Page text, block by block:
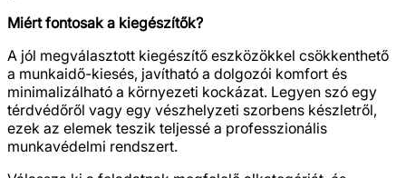
Miért fontosak a kiegészítők?
A jól megválasztott kiegészítő eszközökkel csökkenthető
a munkaidő-kiesés, javítható a dolgozói komfort és
minimalizálható a környezeti kockázat. Legyen szó egy
térdvédőről vagy egy vészhelyzeti szorbens készletről,
ezek az elemek teszik teljessé a professzionális
munkavédelmi rendszert.